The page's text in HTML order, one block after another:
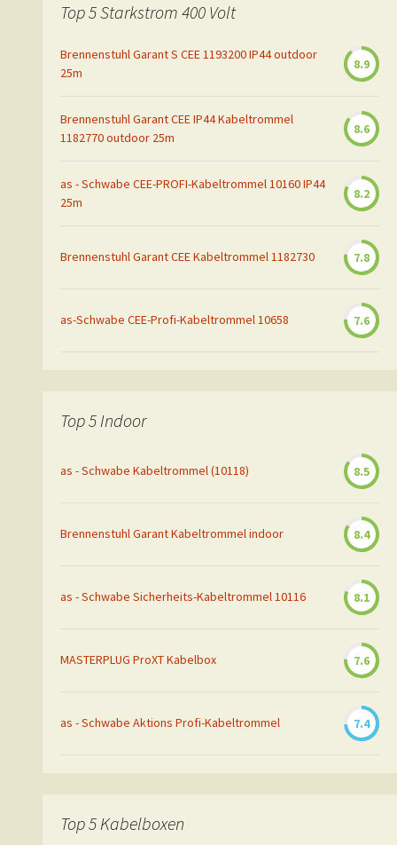
Top 5 Starkstrom 400 Volt
Brennenstuhl Garant S CEE 1193200 IP44 outdoor
25m
8.9
Brennenstuhl Garant CEE IP44 Kabeltrommel
1182770 outdoor 25m
8.6
as - Schwabe CEE-PROFI-Kabeltrommel 10160 IP44
25m
8.2
Brennenstuhl Garant CEE Kabeltrommel 1182730 7.8
as-Schwabe CEE-Profi-Kabeltrommel 10658 7.6
Top 5 Indoor
as - Schwabe Kabeltrommel (10118) 8.5
Brennenstuhl Garant Kabeltrommel indoor 8.4
as - Schwabe Sicherheits-Kabeltrommel 10116 8.1
MASTERPLUG ProXT Kabelbox 7.6
as - Schwabe Aktions Profi-Kabeltrommel 7.4
Top 5 Kabelboxen